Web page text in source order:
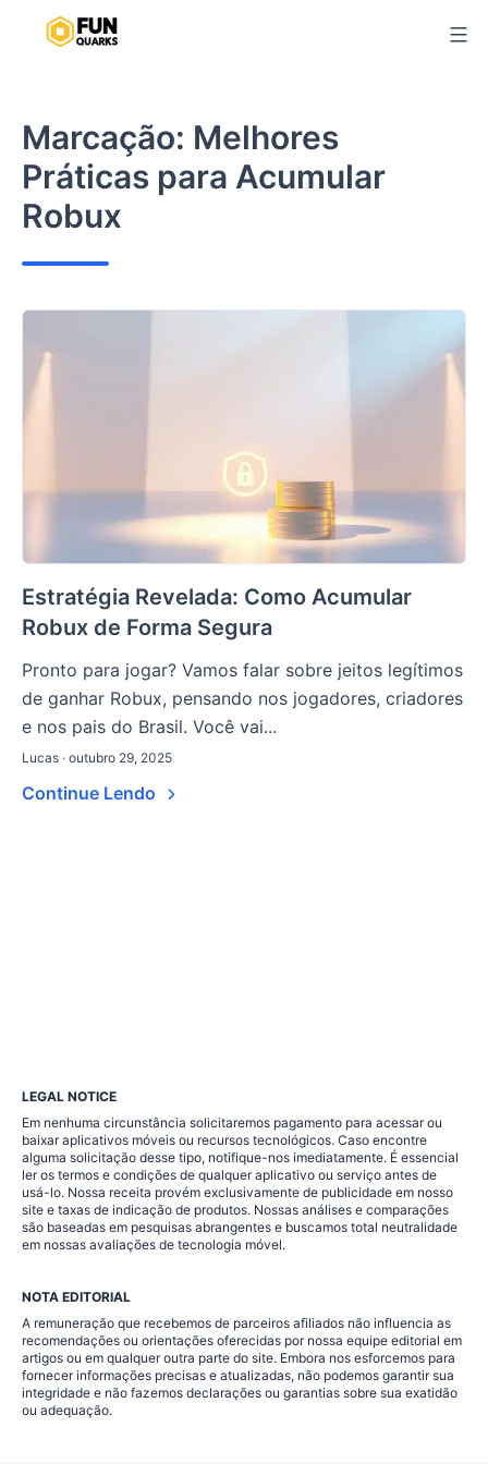
Marcação: Melhores
Práticas para Acumular
Robux
Estratégia Revelada: Como Acumular
Robux de Forma Segura
Pronto para jogar? Vamos falar sobre jeitos legítimos
de ganhar Robux, pensando nos jogadores, criadores
e nos pais do Brasil. Você vai...
Lucas · outubro 29, 2025
Continue Lendo
LEGAL NOTICE
Em nenhuma circunstância solicitaremos pagamento para acessar ou
baixar aplicativos móveis ou recursos tecnológicos. Caso encontre
alguma solicitação desse tipo, notifique-nos imediatamente. É essencial
ler os termos e condições de qualquer aplicativo ou serviço antes de
usá-lo. Nossa receita provém exclusivamente de publicidade em nosso
site e taxas de indicação de produtos. Nossas análises e comparações
são baseadas em pesquisas abrangentes e buscamos total neutralidade
em nossas avaliações de tecnologia móvel.
NOTA EDITORIAL
A remuneração que recebemos de parceiros afiliados não influencia as
recomendações ou orientações oferecidas por nossa equipe editorial em
artigos ou em qualquer outra parte do site. Embora nos esforcemos para
fornecer informações precisas e atualizadas, não podemos garantir sua
integridade e não fazemos declarações ou garantias sobre sua exatidão
ou adequação.